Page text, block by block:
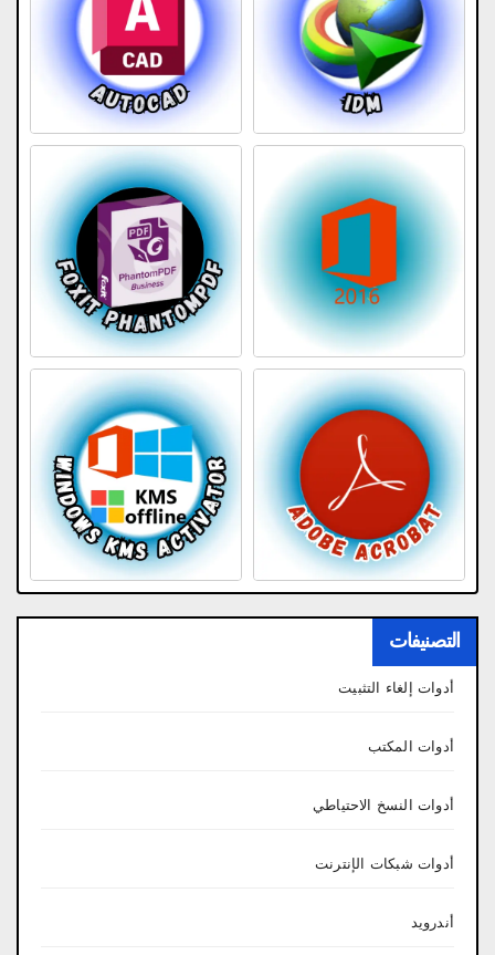
التصنيفات
أدوات إلغاء التثبيت
أدوات المكتب
أدوات النسخ الاحتياطي
أدوات شبكات الإنترنت
أندرويد